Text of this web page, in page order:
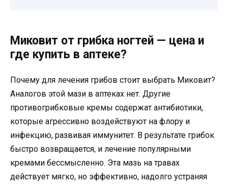
Миковит от грибка ногтей — цена и
где купить в аптеке?
Почему для лечения грибов стоит выбрать Миковит?
Аналогов этой мази в аптеках нет. Другие
противогрибковые кремы содержат антибиотики,
которые агрессивно воздействуют на флору и
инфекцию, развивая иммунитет. В результате грибок
быстро возвращается, и лечение популярными
кремами бессмысленно. Эта мазь на травах
действует мягко, но эффективно, надолго устраняя